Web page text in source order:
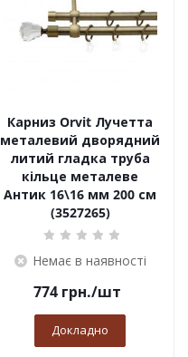
Карниз Orvit Лучетта
металевий дворядний
литий гладка труба
кільце металеве
Антик 16\16 мм 200 см
(3527265)
Немає в наявності
774грн./шт
Докладно